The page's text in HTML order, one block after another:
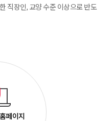
직장인, 교양 수준 이상으로 반도
페이지